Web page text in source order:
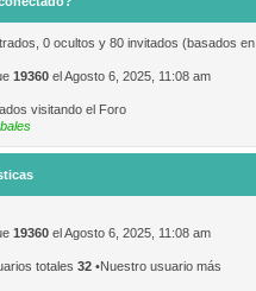
0 ocultos y 80 invitados (basados en
19360 el Agosto 6, 2025, 11:08 am
visitando el Foro
19360 el Agosto 6, 2025, 11:08 am
totales 32 •Nuestro usuario más